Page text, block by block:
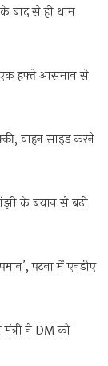
के बाद से ही थाम
एक हफ्ते आसमान से
वाहन साइड करने
के बयान से बढ़ी
पटना में एनडीए
ने DM को